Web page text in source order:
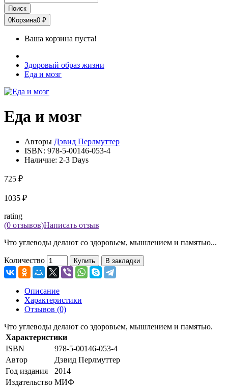
Поиск
0Корзина0 ₽
Ваша корзина пуста!
Здоровый образ жизни
Еда и мозг
Еда и мозг
Авторы Дэвид Перлмуттер
ISBN: 978-5-00146-053-4
Наличие: 2-3 Days
725 ₽
1035 ₽
rating
(0 отзывов)Написать отзыв
Что углеводы делают со здоровьем, мышлением и памятью...
Количество Купить В закладки
Описание
Характеристики
Отзывов (0)
Что углеводы делают со здоровьем, мышлением и памятью.
Характеристики
ISBN
978-5-00146-053-4
Автор
Дэвид Перлмуттер
Год издания
2014
Издательство МИФ